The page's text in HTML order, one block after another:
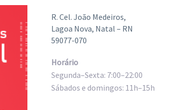
R. Cel. João Medeiros,
Lagoa Nova, Natal – RN
59077-070
Horário
Segunda–Sexta: 7:00–22:00
Sábados e domingos: 11h–15h